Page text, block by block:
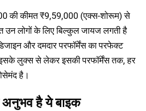
की कीमत ₹9,59,000 (एक्स-शोरूम) से
उन लोगों के लिए बिल्कुल जायज लगती है
और दमदार परफॉर्मेंस का परफेक्ट
लुक्स से लेकर इसकी परफॉर्मेंस तक, हर
है।
अनुभव है ये बाइक